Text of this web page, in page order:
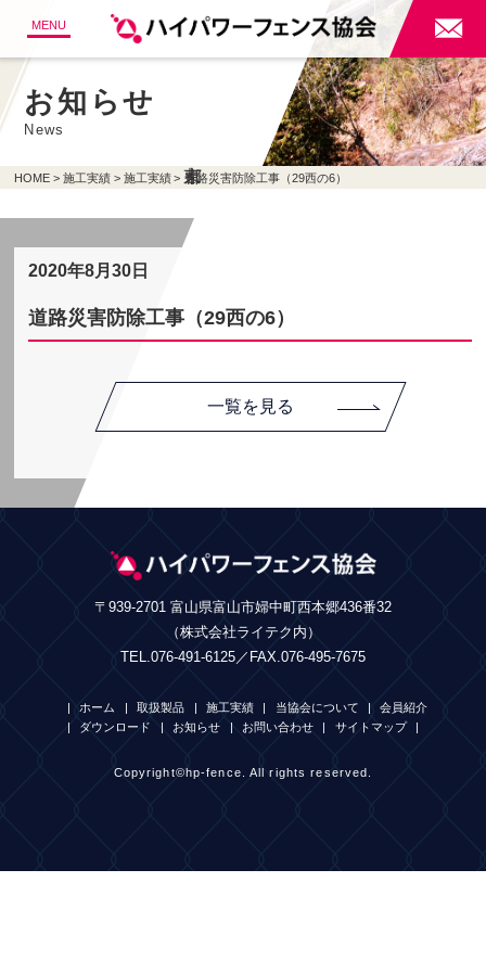
MENU 
お知らせ
News
HOME 施工実績 施工実績 道路災害防除工事（29西の6）
2020年8月30日
道路災害防除工事（29西の6）
一覧を見る
〒939-2701 富山県富山市婦中町西本郷436番32
（株式会社ライテク内）
TEL.076-491-6125／FAX.076-495-7675
ホーム 取扱製品 施工実績 当協会について
会員紹介
ダウンロード
お知らせ お問い合わせ サイトマップ
Copyright©hp-fence. All rights reserved.